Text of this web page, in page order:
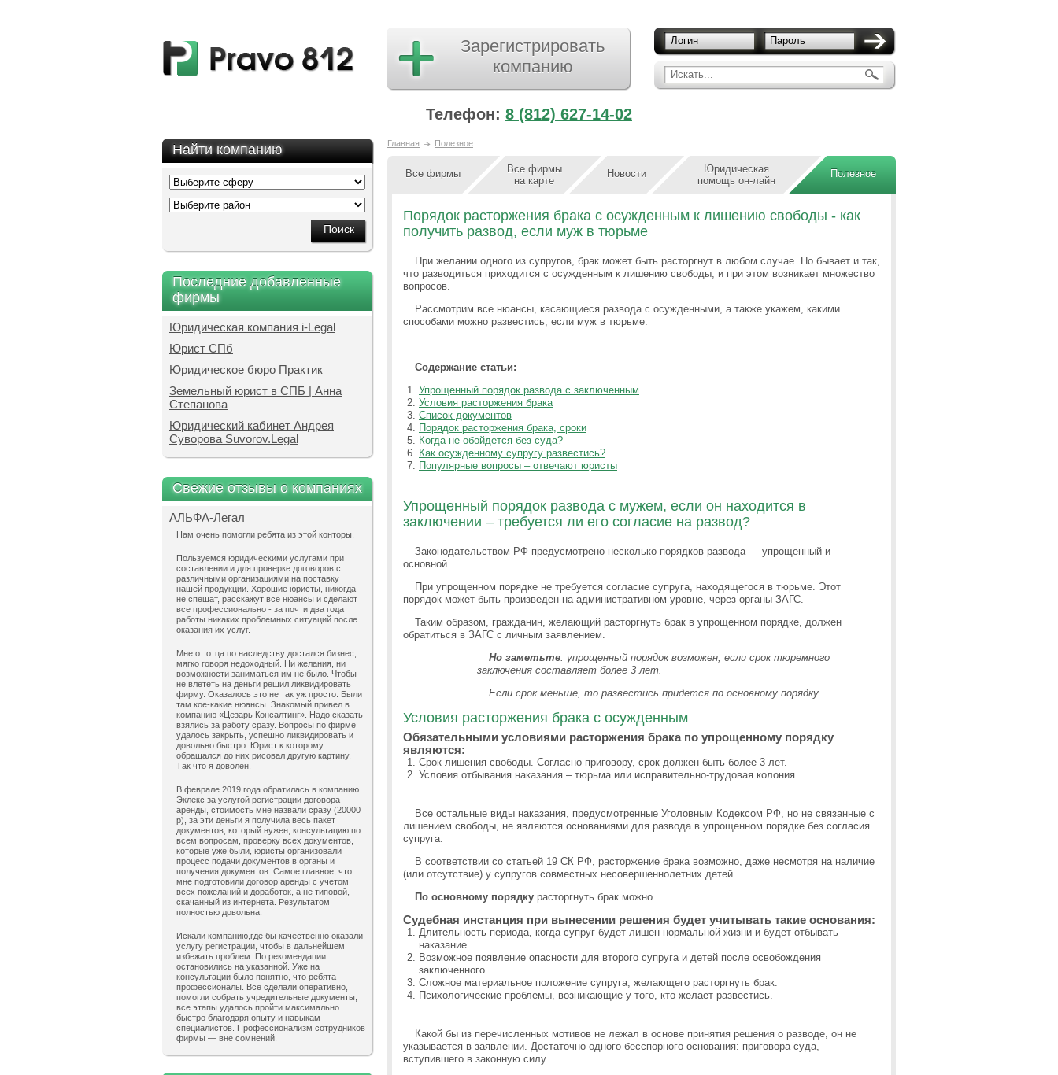
Искать...
Логин Пароль
Зарегистрировать
компанию
Телефон: 8 (812) 627-14-02
Найти компанию
Последние добавленные
фирмы
Юридическая компания i-Legal
Юрист СПб
Юридическое бюро Практик
Земельный юрист в СПБ | Анна
Степанова
Юридический кабинет Андрея
Суворова Suvorov.Legal
Свежие отзывы о компаниях
АЛЬФА-Легал
Нам очень помогли ребята из этой конторы.
Пользуемся юридическими услугами при
составлении и для проверке договоров с
различными организациями на поставку
нашей продукции. Хорошие юристы, никогда
не спешат, расскажут все нюансы и сделают
все профессионально - за почти два года
работы никаких проблемных ситуаций после
оказания их услуг.
Мне от отца по наследству достался бизнес,
мягко говоря недоходный. Ни желания, ни
возможности заниматься им не было. Чтобы
не влететь на деньги решил ликвидировать
фирму. Оказалось это не так уж просто. Были
там кое-какие нюансы. Знакомый привел в
компанию «Цезарь Консалтинг». Надо сказать
взялись за работу сразу. Вопросы по фирме
удалось закрыть, успешно ликвидировать и
довольно быстро. Юрист к которому
обращался до них рисовал другую картину.
Так что я доволен.
В феврале 2019 года обратилась в компанию
Эклекс за услугой регистрации договора
аренды, стоимость мне назвали сразу (20000
р), за эти деньги я получила весь пакет
документов, который нужен, консультацию по
всем вопросам, проверку всех документов,
которые уже были, юристы организовали
процесс подачи документов в органы и
получения документов. Самое главное, что
мне подготовили договор аренды с учетом
всех пожеланий и доработок, а не типовой,
скачанный из интернета. Результатом
полностью довольна.
Искали компанию,где бы качественно оказали
услугу регистрации, чтобы в дальнейшем
избежать проблем. По рекомендации
остановились на указанной. Уже на
консультации было понятно, что ребята
профессионалы. Все сделали оперативно,
помогли собрать учредительные документы,
все этапы удалось пройти максимально
быстро благодаря опыту и навыкам
специалистов. Профессионализм сотрудников
фирмы — вне сомнений.
Главная Полезное
Все фирмы
Все фирмы
на карте
Новости
Юридическая
помощь он-лайн
Полезное
Порядок расторжения брака с осужденным к лишению свободы - как
получить развод, если муж в тюрьме
При желании одного из супругов, брак может быть расторгнут в любом случае. Но бывает и так,
что разводиться приходится с осужденным к лишению свободы, и при этом возникает множество
вопросов.
Рассмотрим все нюансы, касающиеся развода с осужденными, а также укажем, какими
способами можно развестись, если муж в тюрьме.
Содержание статьи:
Упрощенный порядок развода с заключенным
Условия расторжения брака
Список документов
Порядок расторжения брака, сроки
Когда не обойдется без суда?
Как осужденному супругу развестись?
Популярные вопросы – отвечают юристы
Упрощенный порядок развода с мужем, если он находится в
заключении – требуется ли его согласие на развод?
Законодательством РФ предусмотрено несколько порядков развода — упрощенный и
основной.
При упрощенном порядке не требуется согласие супруга, находящегося в тюрьме. Этот
порядок может быть произведен на административном уровне, через органы ЗАГС.
Таким образом, гражданин, желающий расторгнуть брак в упрощенном порядке, должен
обратиться в ЗАГС с личным заявлением.
Но заметьте: упрощенный порядок возможен, если срок тюремного
заключения составляет более 3 лет.
Если срок меньше, то развестись придется по основному порядку.
Условия расторжения брака с осужденным
Обязательными условиями расторжения брака по упрощенному порядку
являются:
Срок лишения свободы. Согласно приговору, срок должен быть более 3 лет.
Условия отбывания наказания – тюрьма или исправительно-трудовая колония.
Все остальные виды наказания, предусмотренные Уголовным Кодексом РФ, но не связанные с
лишением свободы, не являются основаниями для развода в упрощенном порядке без согласия
супруга.
В соответствии со статьей 19 СК РФ, расторжение брака возможно, даже несмотря на наличие
(или отсутствие) у супругов совместных несовершеннолетних детей.
По основному порядку расторгнуть брак можно.
Судебная инстанция при вынесении решения будет учитывать такие основания:
Длительность периода, когда супруг будет лишен нормальной жизни и будет отбывать
наказание.
Возможное появление опасности для второго супруга и детей после освобождения
заключенного.
Сложное материальное положение супруга, желающего расторгнуть брак.
Психологические проблемы, возникающие у того, кто желает развестись.
Какой бы из перечисленных мотивов не лежал в основе принятия решения о разводе, он не
указывается в заявлении. Достаточно одного бесспорного основания: приговора суда,
вступившего в законную силу.